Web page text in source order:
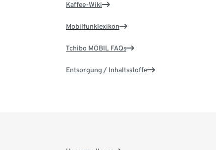
Kaffee-Wiki
Mobilfunklexikon
Tchibo MOBIL FAQs
Entsorgung / Inhaltsstoffe